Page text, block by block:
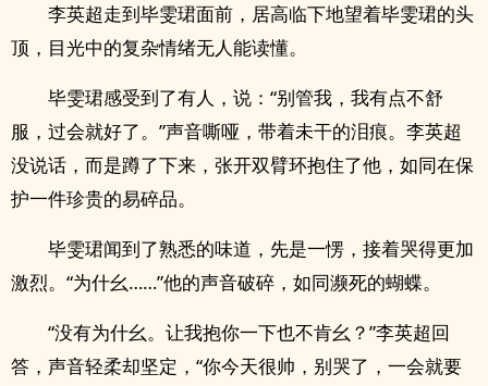
李英超走到毕雯珺面前，居高临下地望着毕雯珺的头
顶，目光中的复杂情绪无人能读懂。
毕雯珺感受到了有人，说：“别管我，我有点不舒
服，过会就好了。”声音嘶哑，带着未干的泪痕。李英超
没说话，而是蹲了下来，张开双臂环抱住了他，如同在保
护一件珍贵的易碎品。
毕雯珺闻到了熟悉的味道，先是一愣，接着哭得更加
激烈。“为什幺……”他的声音破碎，如同濒死的蝴蝶。
“没有为什幺。让我抱你一下也不肯幺？”李英超回
答，声音轻柔却坚定，“你今天很帅，别哭了，一会就要